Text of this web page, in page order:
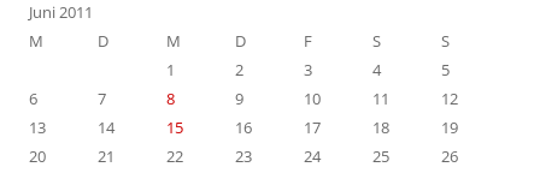
Juni 2011
M
D M D F S
S
1
2 3 4
5
6
7 8 9 10 11
12
13
14 15 16 17 18
19
20
21 22 23 24 25
26